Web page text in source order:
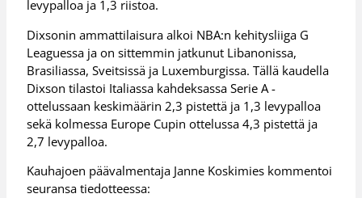
levypalloa ja 1,3 riistoa.
Dixsonin ammattilaisura alkoi NBA:n kehitysliiga G
Leaguessa ja on sittemmin jatkunut Libanonissa,
Brasiliassa, Sveitsissä ja Luxemburgissa. Tällä kaudella
Dixson tilastoi Italiassa kahdeksassa Serie A -
ottelussaan keskimäärin 2,3 pistettä ja 1,3 levypalloa
sekä kolmessa Europe Cupin ottelussa 4,3 pistettä ja
2,7 levypalloa.
Kauhajoen päävalmentaja Janne Koskimies kommentoi
seuransa tiedotteessa: